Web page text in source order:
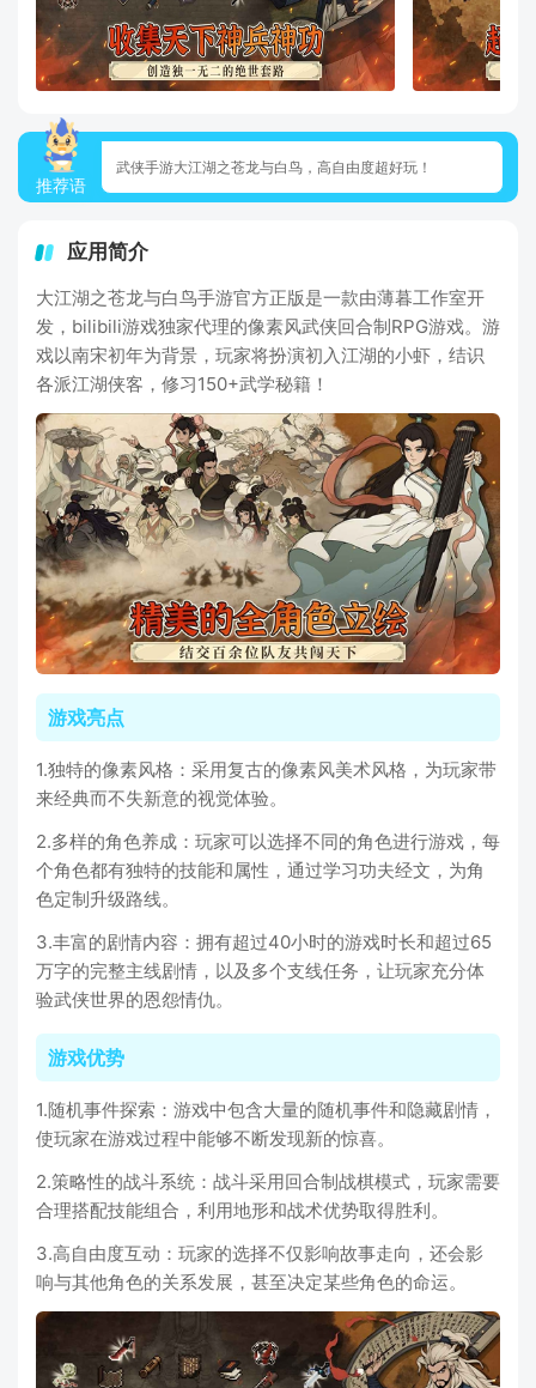
推荐语
武侠手游大江湖之苍龙与白鸟，高自由度超好玩！
应用简介
大江湖之苍龙与白鸟手游官方正版是一款由薄暮工作室开
发，bilibili游戏独家代理的像素风武侠回合制RPG游戏。游
戏以南宋初年为背景，玩家将扮演初入江湖的小虾，结识
各派江湖侠客，修习150+武学秘籍！
游戏亮点
1.独特的像素风格：采用复古的像素风美术风格，为玩家带
来经典而不失新意的视觉体验。
2.多样的角色养成：玩家可以选择不同的角色进行游戏，每
个角色都有独特的技能和属性，通过学习功夫经文，为角
色定制升级路线。
3.丰富的剧情内容：拥有超过40小时的游戏时长和超过65
万字的完整主线剧情，以及多个支线任务，让玩家充分体
验武侠世界的恩怨情仇。
游戏优势
1.随机事件探索：游戏中包含大量的随机事件和隐藏剧情，
使玩家在游戏过程中能够不断发现新的惊喜。
2.策略性的战斗系统：战斗采用回合制战棋模式，玩家需要
合理搭配技能组合，利用地形和战术优势取得胜利。
3.高自由度互动：玩家的选择不仅影响故事走向，还会影
响与其他角色的关系发展，甚至决定某些角色的命运。